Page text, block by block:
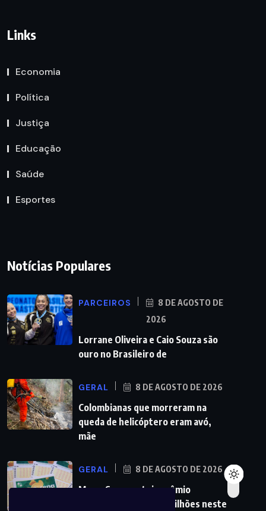
Links
Economia
Política
Justiça
Educação
Saúde
Esportes
Notícias Populares
PARCEIROS
8 DE AGOSTO DE
2026
Lorrane Oliveira e Caio Souza são
ouro no Brasileiro de
GERAL 8 DE AGOSTO DE 2026
Colombianas que morreram na
queda de helicóptero eram avó,
mãe
GERAL 8 DE AGOSTO DE 2026
Mega-Sena sorteia prêmio
acumulado de R$ 165 milhões neste